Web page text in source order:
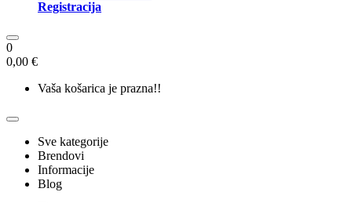
Registracija
0
0,00 €
Vaša košarica je prazna!!
Sve kategorije
Brendovi
Informacije
Blog